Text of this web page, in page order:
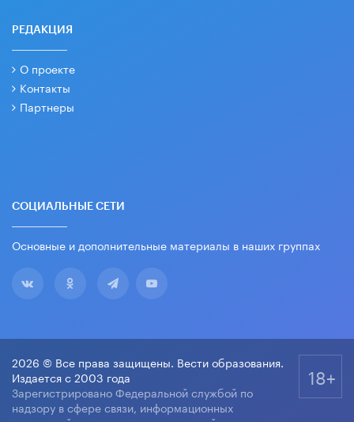
РЕДАКЦИЯ
О проекте
Контакты
Партнеры
СОЦИАЛЬНЫЕ СЕТИ
Основные и дополнительные материалы в наших группах
2026 © Все права защищены. Вести образования.
Издается с 2003 года
Зарегистрировано Федеральной службой по
надзору в сфере связи, информационных
18+